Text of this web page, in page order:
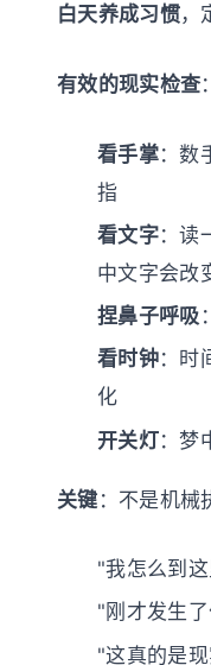
白天养成习惯，
有效的现实检查：
看手掌：数
指
看文字：读
中文字会改
捏鼻子呼吸
看时钟：时
化
开关灯：梦
关键 ：不是机械
"我怎么到
"刚才发生
"这真的是